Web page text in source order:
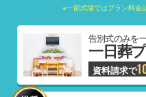
※一部式場ではプラン料金
告別式のみを
一日葬
資料請求で